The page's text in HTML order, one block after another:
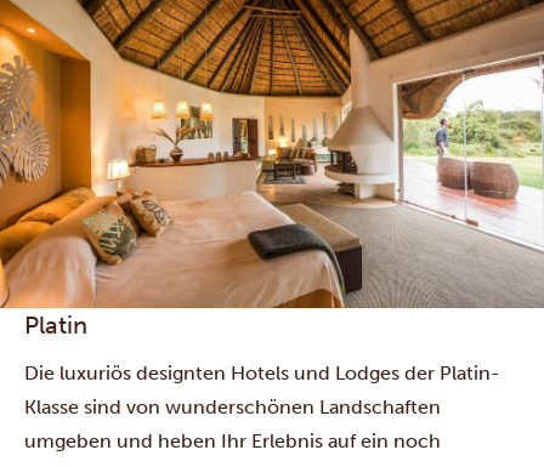
Platin
Die luxuriös designten Hotels und Lodges der Platin-
Klasse sind von wunderschönen Landschaften
umgeben und heben Ihr Erlebnis auf ein noch